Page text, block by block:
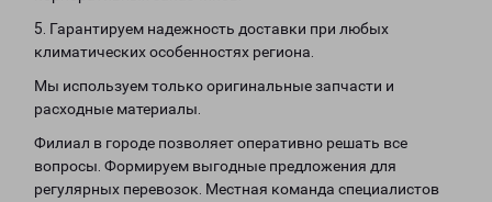
5. Гарантируем надежность доставки при любых
климатических особенностях региона.
Мы используем только оригинальные запчасти и
расходные материалы.
Филиал в городе позволяет оперативно решать все
вопросы. Формируем выгодные предложения для
регулярных перевозок. Местная команда специалистов